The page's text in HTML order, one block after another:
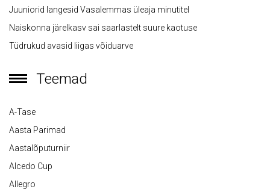
Juuniorid langesid Vasalemmas üleaja minutitel
Naiskonna järelkasv sai saarlastelt suure kaotuse
Tüdrukud avasid liigas võiduarve
Teemad
A-Tase
Aasta Parimad
Aastalõputurniir
Alcedo Cup
Allegro